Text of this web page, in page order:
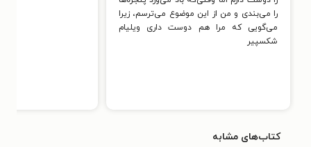
را می‌بندی ‫و من از این موضوع می‌ترسم، زیرا
‫می‌گویی که مرا هم دوست داری ‫ویلیام
شکسپیر
کتاب‌های مشابه